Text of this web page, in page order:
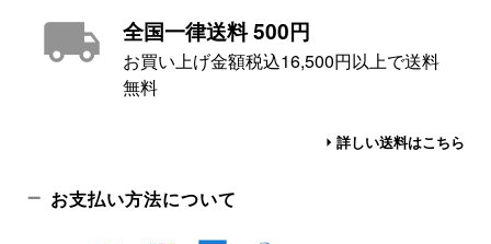
全国一律送料 500円
お買い上げ金額税込16,500円以上で送料
無料
詳しい送料はこちら
お支払い方法について